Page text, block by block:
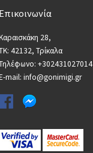
Επικοινωνία
28,
42132, Τρίκαλα
+302431027014
mail: info@gonimigi.gr